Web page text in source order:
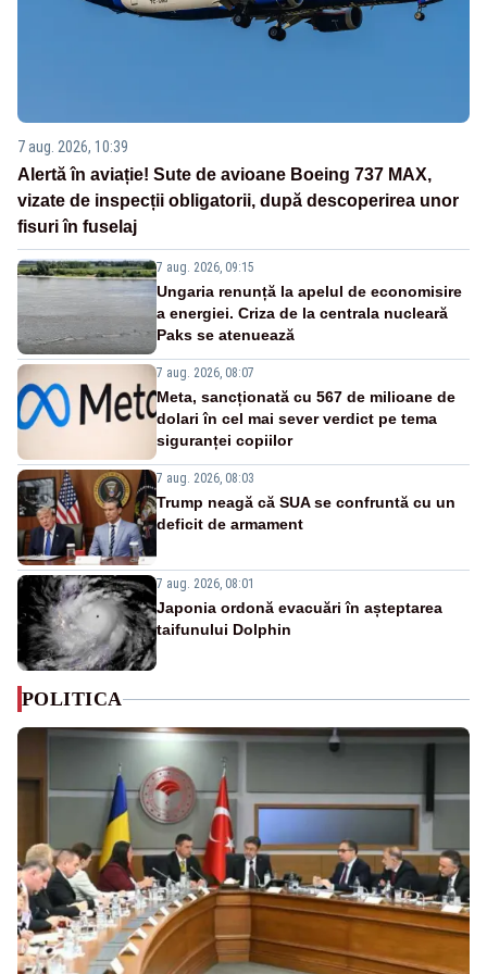
7 aug. 2026, 10:39
Alertă în aviație! Sute de avioane Boeing 737 MAX,
vizate de inspecții obligatorii, după descoperirea unor
fisuri în fuselaj
7 aug. 2026, 09:15
Ungaria renunță la apelul de economisire
a energiei. Criza de la centrala nucleară
Paks se atenuează
7 aug. 2026, 08:07
Meta, sancționată cu 567 de milioane de
dolari în cel mai sever verdict pe tema
siguranței copiilor
7 aug. 2026, 08:03
Trump neagă că SUA se confruntă cu un
deficit de armament
7 aug. 2026, 08:01
Japonia ordonă evacuări în așteptarea
taifunului Dolphin
POLITICA